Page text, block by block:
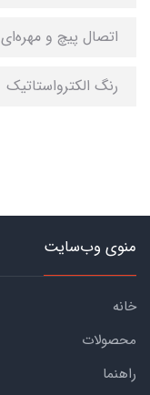
اتصال پیچ و مهره‌ای
رنگ الکترواستاتیک
منوی وب‌سایت
خانه
محصولات
راهنما